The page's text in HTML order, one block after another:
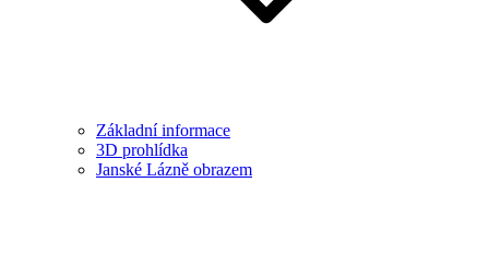
Základní informace
3D prohlídka
Janské Lázně obrazem